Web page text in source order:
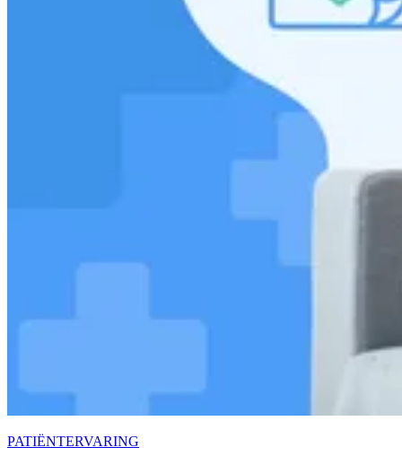
PATIËNTERVARING